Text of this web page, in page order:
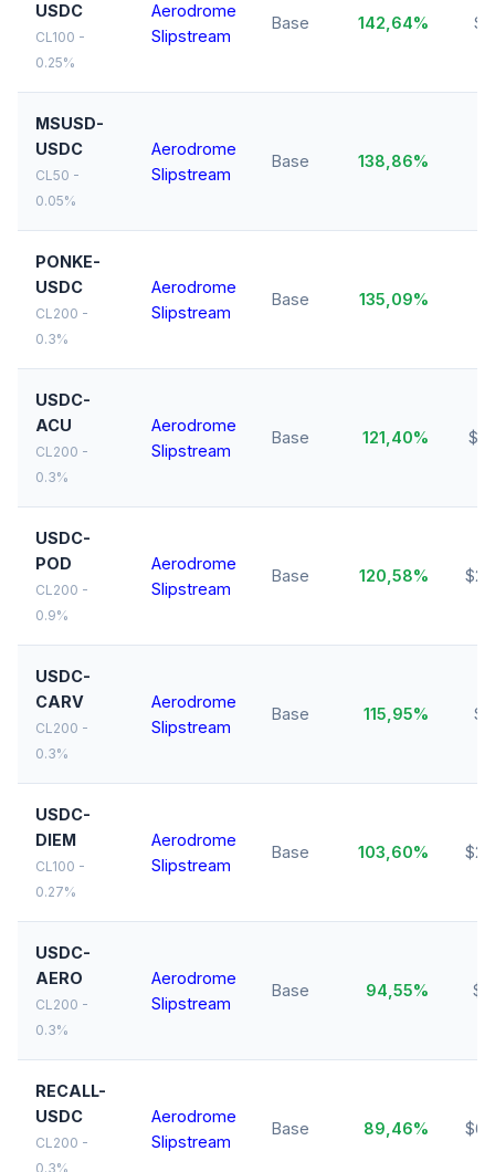
USDC
CL100 -
0.25%
Aerodrome
Slipstream
Base 142,64%
MSUSD-
USDC
CL50 -
0.05%
Aerodrome
Slipstream
Base 138,86%
PONKE-
USDC
CL200 -
0.3%
Aerodrome
Slipstream
Base 135,09%
USDC-
ACU
CL200 -
0.3%
Aerodrome
Slipstream
Base 121,40%
USDC-
POD
CL200 -
0.9%
Aerodrome
Slipstream
Base 120,58%
USDC-
CARV
CL200 -
0.3%
Aerodrome
Slipstream
Base 115,95%
USDC-
DIEM
CL100 -
0.27%
Aerodrome
Slipstream
Base 103,60%
USDC-
AERO
CL200 -
0.3%
Aerodrome
Slipstream
Base 94,55%
RECALL-
USDC
CL200 -
0.3%
Aerodrome
Slipstream
Base 89,46%